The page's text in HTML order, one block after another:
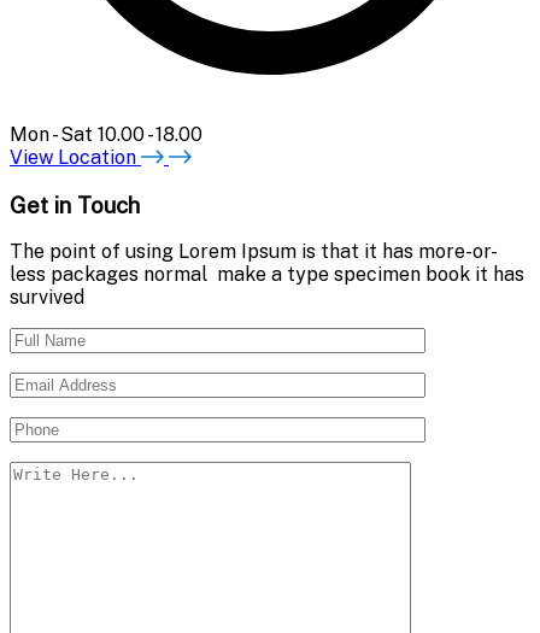
Mon - Sat 10.00 - 18.00
View Location
Get in Touch
The point of using Lorem Ipsum is that it has more-or-
less packages normal make a type specimen book it has
survived